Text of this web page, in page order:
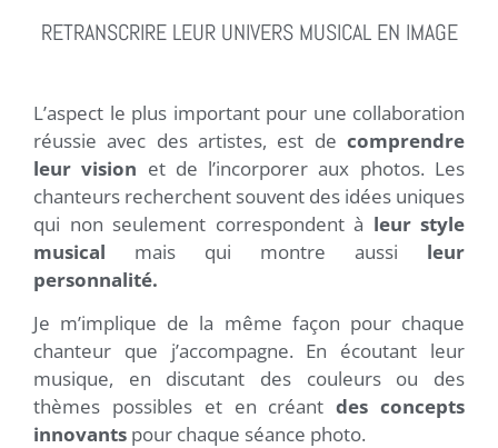
RETRANSCRIRE LEUR UNIVERS MUSICAL EN IMAGE
L’aspect le plus important pour une collaboration
réussie avec des artistes, est de comprendre
leur vision et de l’incorporer aux photos. Les
chanteurs recherchent souvent des idées uniques
qui non seulement correspondent à leur style
musical mais qui montre aussi leur
personnalité.
Je m’implique de la même façon pour chaque
chanteur que j’accompagne. En écoutant leur
musique, en discutant des couleurs ou des
thèmes possibles et en créantdes concepts
innovants pour chaque séance photo.